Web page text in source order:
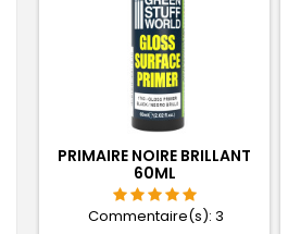
PRIMAIRE NOIRE BRILLANT
60ML
Commentaire(s): 3